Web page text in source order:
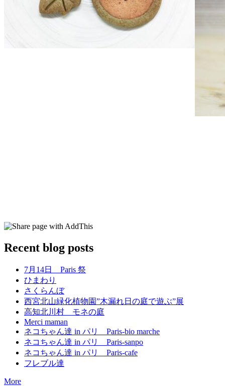
Recent blog posts
7月14日 Paris 祭
ひまわり
さくらんぼ
西宮北山緑化植物園”木漏れ日の庭で遊ぶ”展
高知北川村 モネの庭
Merci maman
ネコちゃん達 in パリ Paris-bio marche
ネコちゃん達 in パリ Paris-sanpo
ネコちゃん達 in パリ Paris-cafe
フレブル達
More